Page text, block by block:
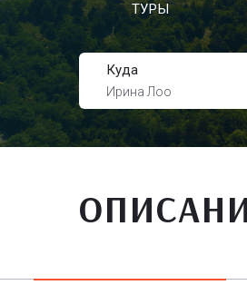
ТУРЫ
Куда
Ирина Лоо